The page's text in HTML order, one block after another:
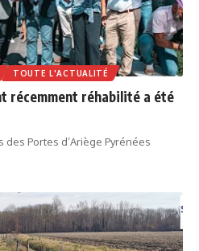
TOUTE L'ACTUALITÉ
récemment réhabilité a été
des Portes d’Ariège Pyrénées